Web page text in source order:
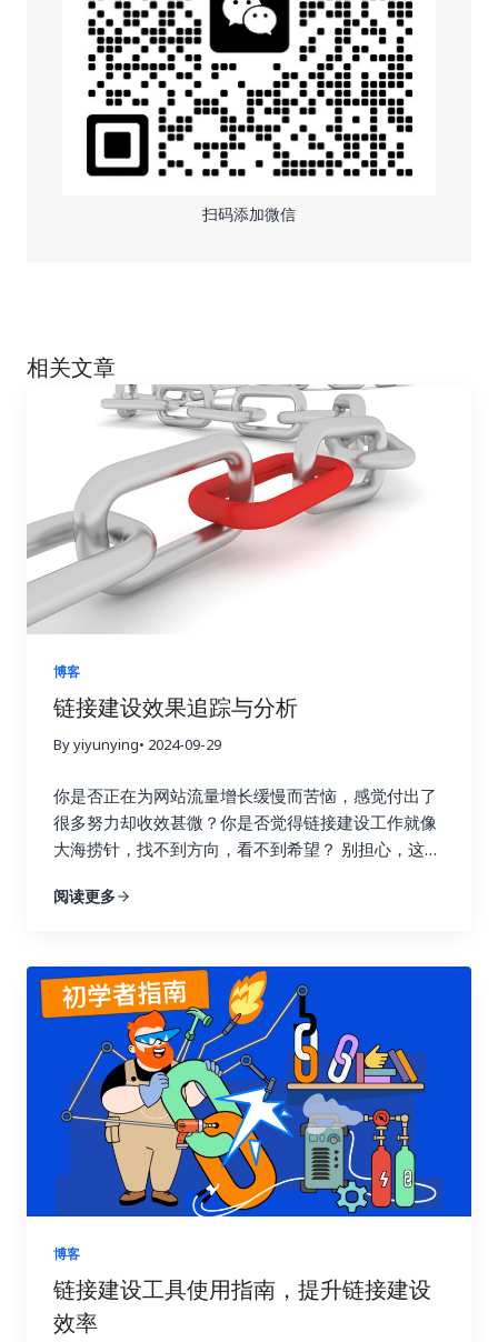
扫码添加微信
相关文章
博客
链接建设效果追踪与分析
By yiyunying• 2024-09-29
你是否正在为网站流量增长缓慢而苦恼，感觉付出了
很多努力却收效甚微？你是否觉得链接建设工作就像
大海捞针，找不到方向，看不到希望？ 别担心，这篇
七天内让你的链接建设效果翻倍，实现网站流量的显
新时代。 一、 深入理解链接建设效果追踪的意义 许
多人在进行链接建设时，往往缺乏明确的目标和方
向，就像在黑暗中摸索前行。他们只知道不断地去获
取链接，却不清楚哪些链接真正有效，哪些链接只是
浪费时间和精力。这种做法不仅效率低，还可能适得
其反，损害网站的搜索引擎优化效果。 链接建设效果
追踪就像一盏明灯，照亮前进的道路，它能帮助你清
晰地了解每一次链接建设活动的实际效果，让你知道
哪些策略有效，哪些策略需要改进。就像驾驶汽车需
要查看仪表盘一样，追踪链接建设效果可以让你随时
掌握网站的“行驶状态”，从而做出更明智的决策。 试
想一下，一个射手如果每次射击后都无法看到箭的落
点，他该如何调整自己的射击姿势和力度呢？链接建
设也是如此，只有不断追踪效果，才能知道哪些策略
阅读更多
博客
链接建设工具使用指南，提升链接建设
效率